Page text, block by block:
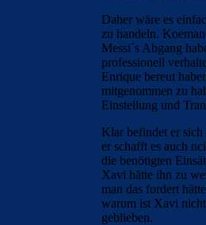
Daher wäre es
zu handeln.
Messi´s Abgang
professionell
Enrique bereut
mitgenommen zu
Einstellung und
Klar befindet er
er schafft es auch
die benötigten
Xavi hätte ihn zu
man das fordert
warum ist Xavi
geblieben.